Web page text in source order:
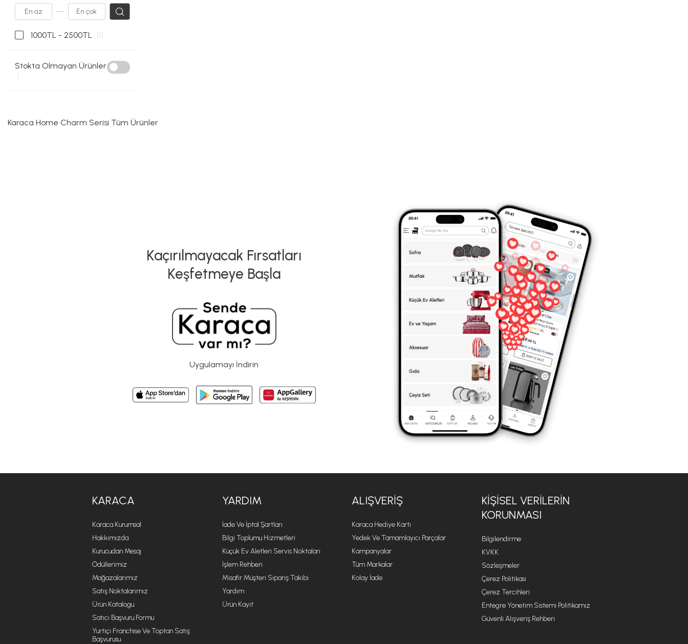
---
1000TL - 2500TL (1)
Stokta Olmayan Ürünler
1
Karaca Home Charm Serisi Tüm Ürünler
Kaçırılmayacak Fırsatları
Keşfetmeye Başla
Uygulamayı İndirin
KARACA
Karaca Kurumsal
Hakkımızda
Kurucudan Mesaj
Ödüllerimiz
Mağazalarımız
Satış Noktalarımız
Ürün Katalogu
Satıcı Başvuru Formu
Yurtiçi Franchise Ve Toptan Satış
Başvurusu
YARDIM
İade Ve İptal Şartları
Bilgi Toplumu Hizmetleri
Küçük Ev Aletleri Servis Noktaları
İşlem Rehberi
Misafir Müşteri Sipariş Takibi
Yardım
Ürün Kayıt
ALIŞVERIŞ
Karaca Hediye Kartı
Yedek Ve Tamamlayıcı Parçalar
Kampanyalar
Tüm Markalar
Kolay İade
KIŞISEL VERILERIN
KORUNMASI
Bilgilendirme
KVKK
Sözleşmeler
Çerez Politikası
Çerez Tercihleri
Entegre Yönetim Sistemi Politikamız
Güvenli Alışveriş Rehberi